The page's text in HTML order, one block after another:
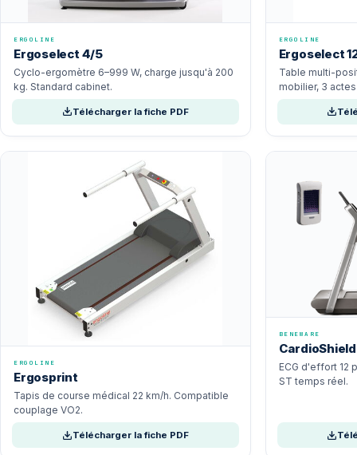
ERGOLINE
Ergoselect 4/5
Cyclo-ergomètre 6–999 W, charge jusqu'à 200
kg. Standard cabinet.
Télécharger la fiche PDF
ERGOLINE
Ergoselect
Table multi-
mobilier, 3 actes
ERGOLINE
Ergosprint
Tapis de course médical 22 km/h. Compatible
couplage VO2.
Télécharger la fiche PDF
BENEWARE
ECG d'effort 12
ST temps réel.